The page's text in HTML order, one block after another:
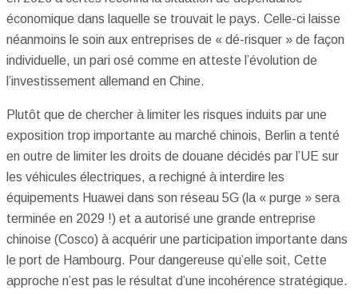
économique dans laquelle se trouvait le pays. Celle-ci laisse
néanmoins le soin aux entreprises de « dé-risquer » de façon
individuelle, un pari osé comme en atteste l’évolution de
l’investissement allemand en Chine.
Plutôt que de chercher à limiter les risques induits par une
exposition trop importante au marché chinois, Berlin a tenté
en outre de limiter les droits de douane décidés par l’UE sur
les véhicules électriques, a rechigné à interdire les
équipements Huawei dans son réseau 5G (la « purge » sera
terminée en 2029 !) et a autorisé une grande entreprise
chinoise (Cosco) à acquérir une participation importante dans
le port de Hambourg. Pour dangereuse qu’elle soit, Cette
approche n’est pas le résultat d’une incohérence stratégique.